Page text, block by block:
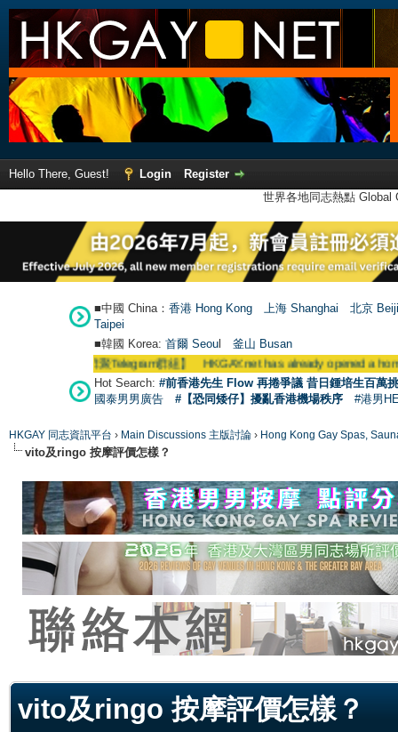
Hello There, Guest! Login
Register
世界各地同志熱點
■中國 China： 香港 Hong Kong 上海 Shanghai
北京
Taipei
■韓國 Korea: 首爾 Seoul 釜山 Busan
製【群聚Telegram群組】 HKGAY.net has already opened a home-made
Hot Search: #前香港先生 Flow 再捲爭議 昔日鍾培生百萬
國泰男男廣告
#【恐同矮仔】擾亂香港機場秩序 #港男
HKGAY 同志資訊平台 › Main Discussions 主版討論 › Hong Kong Gay Spas,
vito及ringo 按摩評價怎樣？
vito及ringo 按摩評價怎樣？